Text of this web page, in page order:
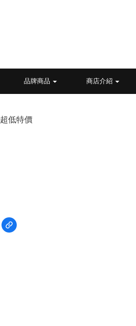
品牌商品 商店介紹
超低特價